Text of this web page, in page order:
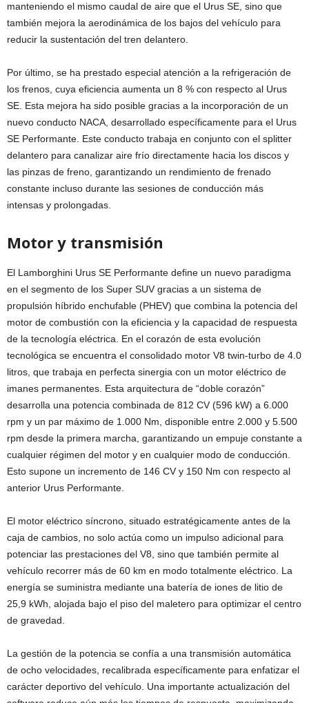
manteniendo el mismo caudal de aire que el Urus SE, sino que
también mejora la aerodinámica de los bajos del vehículo para
reducir la sustentación del tren delantero.
Por último, se ha prestado especial atención a la refrigeración de
los frenos, cuya eficiencia aumenta un 8 % con respecto al Urus
SE. Esta mejora ha sido posible gracias a la incorporación de un
nuevo conducto NACA, desarrollado específicamente para el Urus
SE Performante. Este conducto trabaja en conjunto con el splitter
delantero para canalizar aire frío directamente hacia los discos y
las pinzas de freno, garantizando un rendimiento de frenado
constante incluso durante las sesiones de conducción más
intensas y prolongadas.
Motor y transmisión
El Lamborghini Urus SE Performante define un nuevo paradigma
en el segmento de los Super SUV gracias a un sistema de
propulsión híbrido enchufable (PHEV) que combina la potencia del
motor de combustión con la eficiencia y la capacidad de respuesta
de la tecnología eléctrica. En el corazón de esta evolución
tecnológica se encuentra el consolidado motor V8 twin-turbo de 4.0
litros, que trabaja en perfecta sinergia con un motor eléctrico de
imanes permanentes. Esta arquitectura de “doble corazón”
desarrolla una potencia combinada de 812 CV (596 kW) a 6.000
rpm y un par máximo de 1.000 Nm, disponible entre 2.000 y 5.500
rpm desde la primera marcha, garantizando un empuje constante a
cualquier régimen del motor y en cualquier modo de conducción.
Esto supone un incremento de 146 CV y 150 Nm con respecto al
anterior Urus Performante.
El motor eléctrico síncrono, situado estratégicamente antes de la
caja de cambios, no solo actúa como un impulso adicional para
potenciar las prestaciones del V8, sino que también permite al
vehículo recorrer más de 60 km en modo totalmente eléctrico. La
energía se suministra mediante una batería de iones de litio de
25,9 kWh, alojada bajo el piso del maletero para optimizar el centro
de gravedad.
La gestión de la potencia se confía a una transmisión automática
de ocho velocidades, recalibrada específicamente para enfatizar el
carácter deportivo del vehículo. Una importante actualización del